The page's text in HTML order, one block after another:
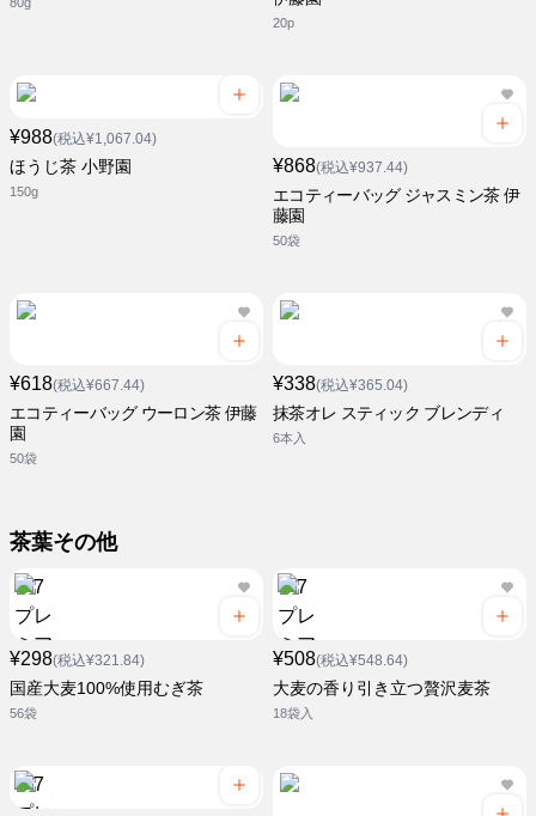
20p
¥988(税込¥1,067.04)
ほうじ茶 小野園
150g
¥868(税込¥937.44)
エコティーバッグ ジャスミン茶 伊
藤園
50袋
¥618(税込¥667.44)
エコティーバッグ ウーロン茶 伊藤
園
50袋
¥338(税込¥365.04)
抹茶オレ スティック ブレンディ
6本入
茶葉その他
¥298(税込¥321.84)
国産大麦100%使用むぎ茶
56袋
¥508(税込¥548.64)
大麦の香り引き立つ贅沢麦茶
18袋入